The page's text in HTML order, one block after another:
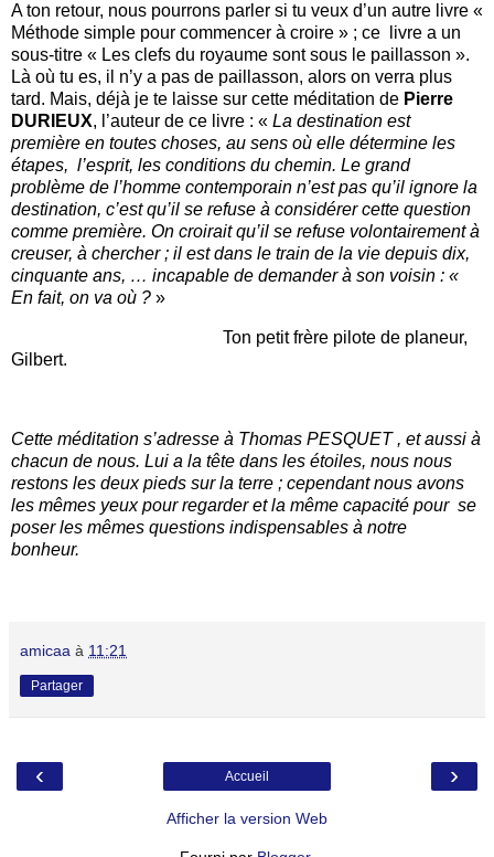
A ton retour, nous pourrons parler si tu veux d’un autre livre «
Méthode simple pour commencer à croire » ; ce livre a un
sous-titre « Les clefs du royaume sont sous le paillasson ».
Là où tu es, il n’y a pas de paillasson, alors on verra plus
tard. Mais, déjà je te laisse sur cette méditation de Pierre
DURIEUX, l’auteur de ce livre : « La destination est
première en toutes choses, au sens où elle détermine les
étapes, l’esprit, les conditions du chemin. Le grand
problème de l’homme contemporain n’est pas qu’il ignore la
destination, c’est qu’il se refuse à considérer cette question
comme première. On croirait qu’il se refuse volontairement à
creuser, à chercher ; il est dans le train de la vie depuis dix,
cinquante ans, … incapable de demander à son voisin : «
En fait, on va où ? »
Ton petit frère pilote de planeur,
Gilbert.
Cette méditation s’adresse à Thomas PESQUET , et aussi à
chacun de nous. Lui a la tête dans les étoiles, nous nous
restons les deux pieds sur la terre ; cependant nous avons
les mêmes yeux pour regarder et la même capacité pour se
poser les mêmes questions indispensables à notre
bonheur.
amicaa à 11:21
Partager
‹ ›
Accueil
Afficher la version Web